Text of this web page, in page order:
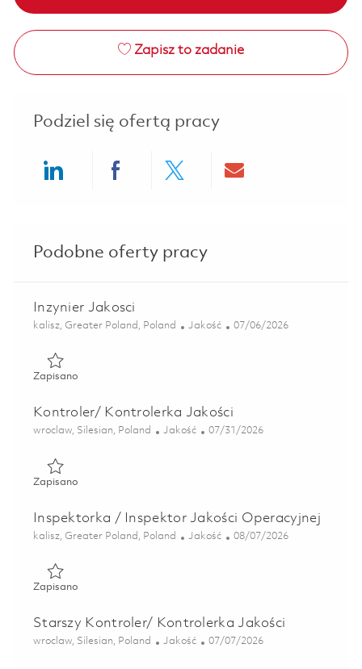
Zapisz to zadanie
Podziel się ofertą pracy
Podobne oferty pracy
Inzynier Jakosci
Lokalizacja
kalisz, Greater Poland, Poland Kategoria
Jakość Posted Date
07/06/2026
ZapisanoZapisano Inzynier Jakosci 01856881
Kontroler/ Kontrolerka Jakości
Lokalizacja
wroclaw, Silesian, Poland Kategoria
Jakość Posted Date
07/31/2026
ZapisanoZapisano Kontroler/ Kontrolerka Jakości 01851308
Inspektorka / Inspektor Jakości Operacyjnej
Lokalizacja
kalisz, Greater Poland, Poland Kategoria
Jakość Posted Date
08/07/2026
ZapisanoZapisano Inspektorka / Inspektor Jakości Operacyjnej
Starszy Kontroler/ Kontrolerka Jakości
Lokalizacja
wroclaw, Silesian, Poland Kategoria
Jakość Posted Date
07/07/2026